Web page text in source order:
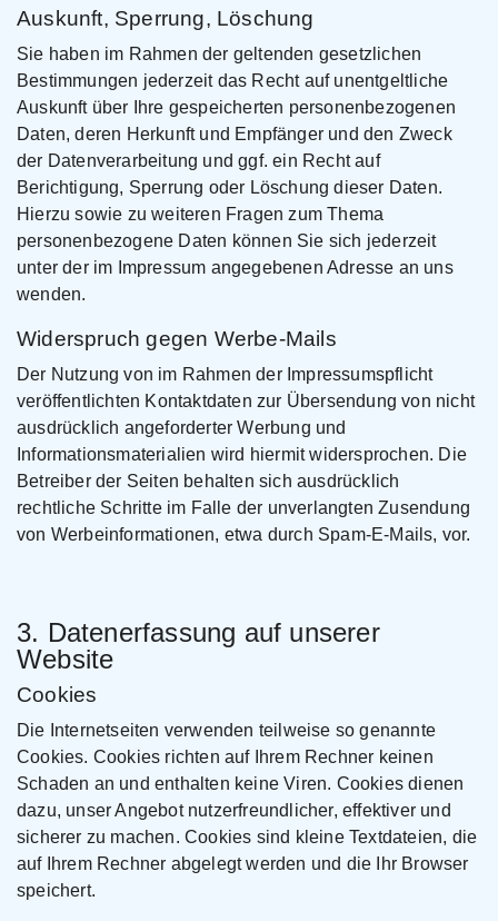
Auskunft, Sperrung, Löschung
Sie haben im Rahmen der geltenden gesetzlichen
Bestimmungen jederzeit das Recht auf unentgeltliche
Auskunft über Ihre gespeicherten personenbezogenen
Daten, deren Herkunft und Empfänger und den Zweck
der Datenverarbeitung und ggf. ein Recht auf
Berichtigung, Sperrung oder Löschung dieser Daten.
Hierzu sowie zu weiteren Fragen zum Thema
personenbezogene Daten können Sie sich jederzeit
unter der im Impressum angegebenen Adresse an uns
wenden.
Widerspruch gegen Werbe-Mails
Der Nutzung von im Rahmen der Impressumspflicht
veröffentlichten Kontaktdaten zur Übersendung von nicht
ausdrücklich angeforderter Werbung und
Informationsmaterialien wird hiermit widersprochen. Die
Betreiber der Seiten behalten sich ausdrücklich
rechtliche Schritte im Falle der unverlangten Zusendung
von Werbeinformationen, etwa durch Spam-E-Mails, vor.
3. Datenerfassung auf unserer
Website
Cookies
Die Internetseiten verwenden teilweise so genannte
Cookies. Cookies richten auf Ihrem Rechner keinen
Schaden an und enthalten keine Viren. Cookies dienen
dazu, unser Angebot nutzerfreundlicher, effektiver und
sicherer zu machen. Cookies sind kleine Textdateien, die
auf Ihrem Rechner abgelegt werden und die Ihr Browser
speichert.